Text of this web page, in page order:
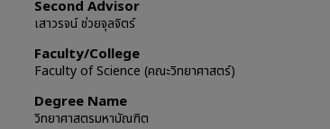
Second Advisor
เสาวรจน์ ช่วยจุลจิตร์
Faculty/College
Faculty of Science (คณะวิทยาศาสตร์)
Degree Name
วิทยาศาสตรมหาบัณฑิต